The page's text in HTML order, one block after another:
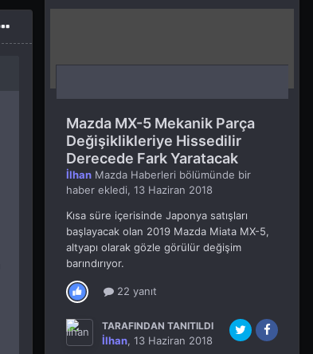
Mazda MX-5 Mekanik Parça
Değişiklikleriye Hissedilir
Derecede Fark Yaratacak
İlhan Mazda Haberleri bölümünde bir
haber ekledi, 13 Haziran 2018
Kısa süre içerisinde Japonya satışları
başlayacak olan 2019 Mazda Miata MX-5,
altyapı olarak gözle görülür değişim
barındırıyor.
22 yanıt
TARAFINDAN TANITILDI
İlhan, 13 Haziran 2018